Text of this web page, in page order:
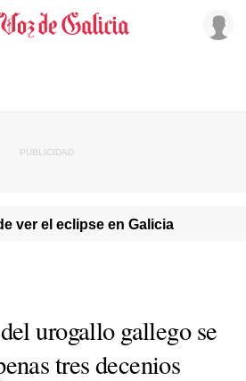
ver el eclipse en Galicia
urogallo gallego se
tres decenios